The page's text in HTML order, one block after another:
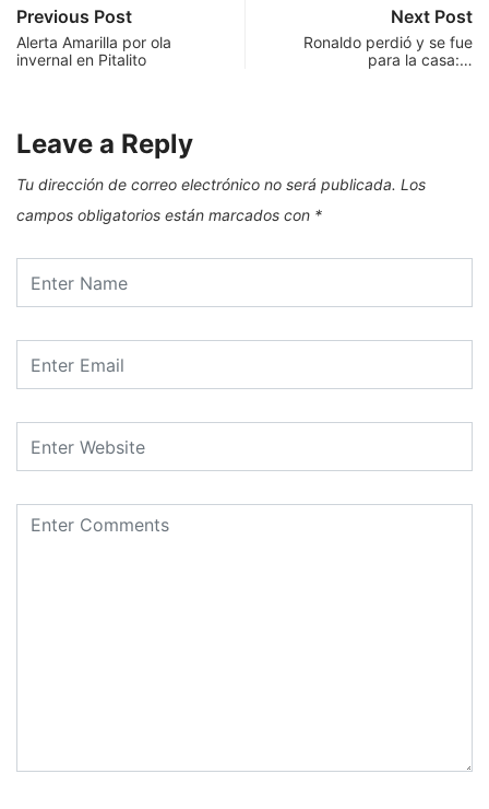
Previous Post
Alerta Amarilla por ola
invernal en Pitalito
Next Post
Ronaldo perdió y se fue
para la casa:…
Leave a Reply
Tu dirección de correo electrónico no será publicada. Los
campos obligatorios están marcados con *